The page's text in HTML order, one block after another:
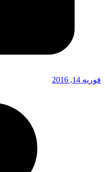
فوریه 14, 2016